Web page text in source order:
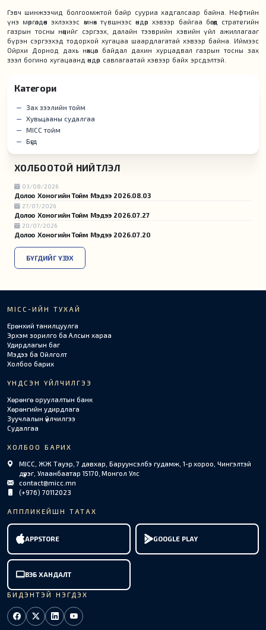
Гэвч шинжээчид болгоомжтой байр сууриа хадгалсаар байна. Нефтийн
үнэ мөргөлдөөн эхлэхээс өмнөх түвшнээс өндөр хэвээр байгаа бөгөөд стратегийн
газрын тосны нөөцийг сэргээх, далайн тээврийн хэвийн үйл ажиллагааг
бүрэн сэргээхэд тодорхой хугацаа шаардлагатай хэвээр байна. Иймээс
Ойрхи Дорнод дахь нөхцөл байдал дахин хурцадвал газрын тосны зах
зээл богино хугацаанд өндөр савлагаатай хэвээр байх эрсдэлтэй.
Категори
Зах зээлийн тойм
Хувьцааны судалгаа
MICC тойм
Бүгд
ХОЛБООТОЙ НИЙТЛЭЛ
03/08/2026
Долоо Хоногийн Тойм Мэдээ 2026.08.03
27/07/2026
Долоо Хоногийн Тойм Мэдээ 2026.07.27
20/07/2026
Долоо Хоногийн Тойм Мэдээ 2026.07.20
БҮГДИЙГ ҮЗЭХ
MICC-ИЙН ТУХАЙ
Ерөнхий танилцуулга
Эрхэм зорилго ба Алсын хараа
Удирдлагын баг
Мэдээ ба Ойлголт
Холбоо барих
ҮНДСЭН ҮЙЛЧИЛГЭЭ
Хөрөнгө оруулалтын банк
Хөрөнгийн удирдлага
Зуучлалын үйлчилгээ
Судалгаа
ХОЛБОО БАРИХ
MICC, ЖЖ Тауэр, 7 давхар, Баруунсэлбэ гудамж, 1-р хороо, Чингэлтэй
дүүрэг, Улаанбаатар 15170, Монгол Улс
contact@micc.mn
(+976) 70112023
АППЛИКЕЙШН ТАТАХ
APPSTORE GOOGLE PLAY
ВЭБ ХАНДАЛТ
БИДЭНТЭЙ НЭГДЭХ